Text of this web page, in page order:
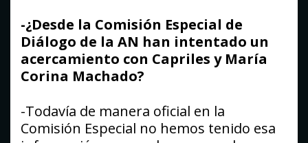
-¿Desde la Comisión Especial de
Diálogo de la AN han intentado un
acercamiento con Capriles y María
Corina Machado?
-Todavía de manera oficial en la
Comisión Especial no hemos tenido esa